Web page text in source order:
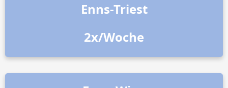
Enns-Triest
2x/Woche